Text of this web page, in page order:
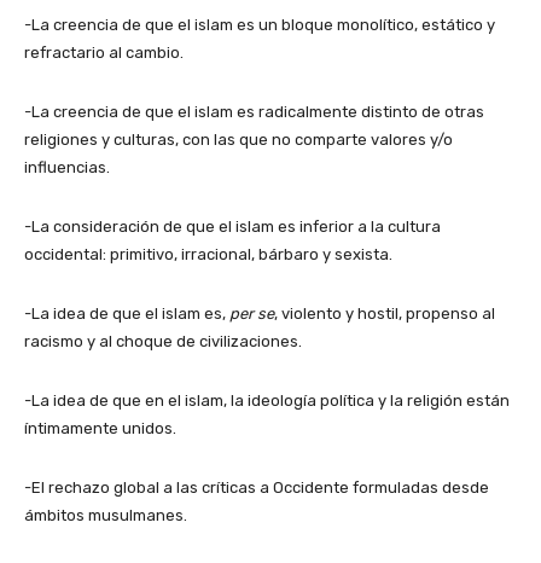
-La creencia de que el islam es un bloque monolítico, estático y
refractario al cambio.
-La creencia de que el islam es radicalmente distinto de otras
religiones y culturas, con las que no comparte valores y/o
influencias.
-La consideración de que el islam es inferior a la cultura
occidental: primitivo, irracional, bárbaro y sexista.
-La idea de que el islam es, per se, violento y hostil, propenso al
racismo y al choque de civilizaciones.
-La idea de que en el islam, la ideología política y la religión están
íntimamente unidos.
-El rechazo global a las críticas a Occidente formuladas desde
ámbitos musulmanes.